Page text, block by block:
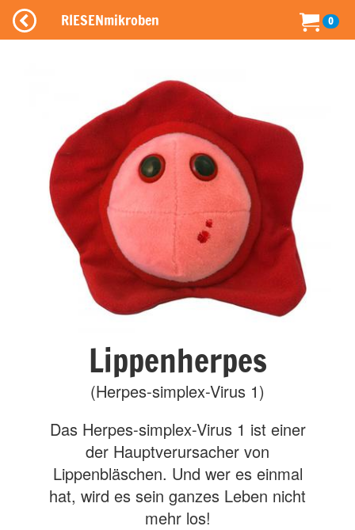
RIESENmikroben 0
Lippenherpes
(Herpes-simplex-Virus 1)
Das Herpes-simplex-Virus 1 ist einer
der Hauptverursacher von
Lippenbläschen. Und wer es einmal
hat, wird es sein ganzes Leben nicht
mehr los!